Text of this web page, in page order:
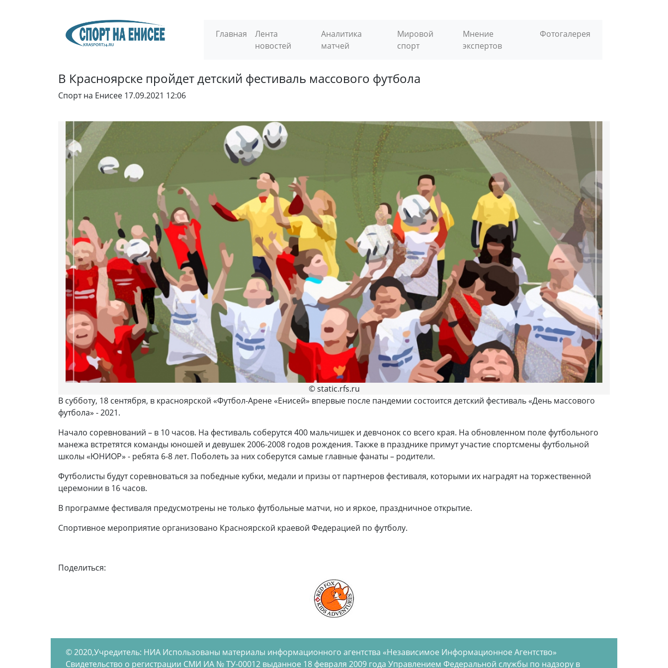
Главная
Лента
новостей
Аналитика
матчей
Мировой
спорт
Мнение
экспертов
Фотогалерея
В Красноярске пройдет детский фестиваль массового футбола
Спорт на Енисее 17.09.2021 12:06
© static.rfs.ru
В субботу, 18 сентября, в красноярской «Футбол-Арене «Енисей» впервые после пандемии состоится детский фестиваль «День массового
футбола» - 2021.
Начало соревнований – в 10 часов. На фестиваль соберутся 400 мальчишек и девчонок со всего края. На обновленном поле футбольного
манежа встретятся команды юношей и девушек 2006-2008 годов рождения. Также в празднике примут участие спортсмены футбольной
школы «ЮНИОР» - ребята 6-8 лет. Поболеть за них соберутся самые главные фанаты – родители.
Футболисты будут соревноваться за победные кубки, медали и призы от партнеров фестиваля, которыми их наградят на торжественной
церемонии в 16 часов.
В программе фестиваля предусмотрены не только футбольные матчи, но и яркое, праздничное открытие.
Спортивное мероприятие организовано Красноярской краевой Федерацией по футболу.
Поделиться:
© 2020,Учредитель: НИА Использованы материалы информационного агентства «Независимое Информационное Агентство»
Свидетельство о регистрации СМИ ИА № ТУ-00012 выданное 18 февраля 2009 года Управлением Федеральной службы по надзору в